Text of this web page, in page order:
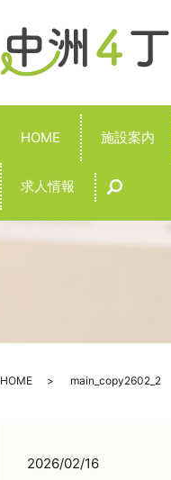
HOME 施設案内
求人情報
search
HOME main_copy2602_2
2026/02/16